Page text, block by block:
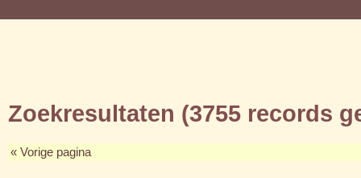
Zoekresultaten (3755 records
« Vorige pagina